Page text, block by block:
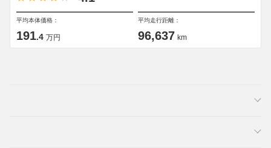
平均本体価格：
191.4 万円
平均走行距離：
96,637 km